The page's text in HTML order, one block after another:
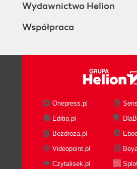
Wydawnictwo Helion
Współpraca
Onepress.pl
Editio.pl
Bezdroza.pl
Videopoint.pl
Czytalisek.pl